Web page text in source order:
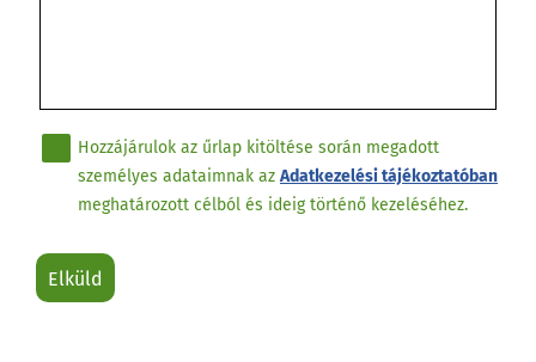
Hozzájárulok az űrlap kitöltése során megadott
személyes adataimnak az Adatkezelési tájékoztatóban
meghatározott célból és ideig történő kezeléséhez.
elküld